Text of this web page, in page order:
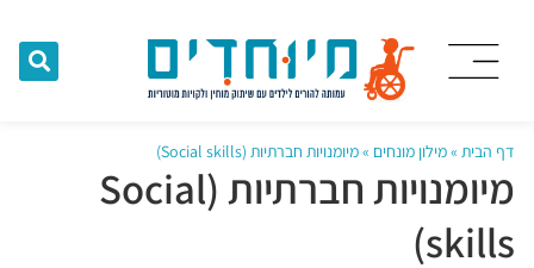
דף הבית »מילון מונחים »מיומנויות חברתיות (Social skills)
מיומנויות חברתיות (Social
skills)